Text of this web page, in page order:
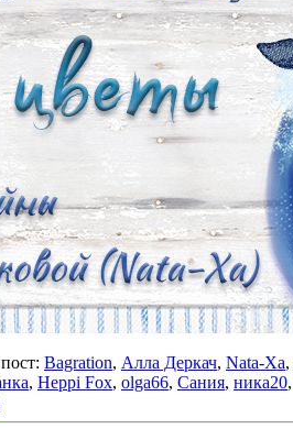
Bagration, Алла Деркач, Nata-Xa,
, Heppi Fox, olga66, Сания, ника20,